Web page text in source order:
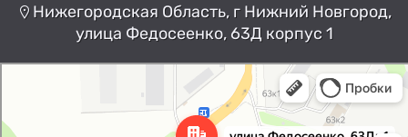
Нижегородская Область, г Нижний Новгород,
улица Федосеенко, 63Д корпус 1
Нижний Новгород
Улица Федосеенко, 63Дк1 —
Яндекс Карты